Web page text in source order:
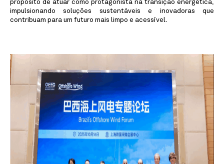
impulsionando soluções sustentáveis e inovadoras que
contribuam para um futuro mais limpo e acessível.